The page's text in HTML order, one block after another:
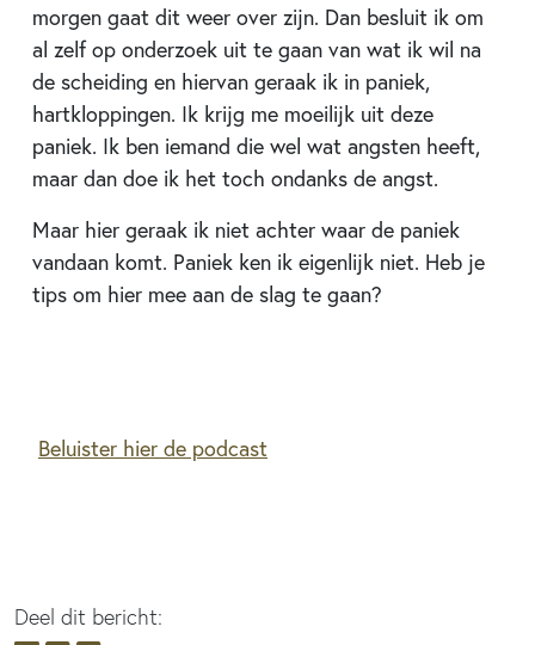
morgen gaat dit weer over zijn. Dan besluit ik om
al zelf op onderzoek uit te gaan van wat ik wil na
de scheiding en hiervan geraak ik in paniek,
hartkloppingen. Ik krijg me moeilijk uit deze
paniek. Ik ben iemand die wel wat angsten heeft,
maar dan doe ik het toch ondanks de angst.
Maar hier geraak ik niet achter waar de paniek
vandaan komt. Paniek ken ik eigenlijk niet. Heb je
tips om hier mee aan de slag te gaan?
Beluister hier de podcast
Deel dit bericht: